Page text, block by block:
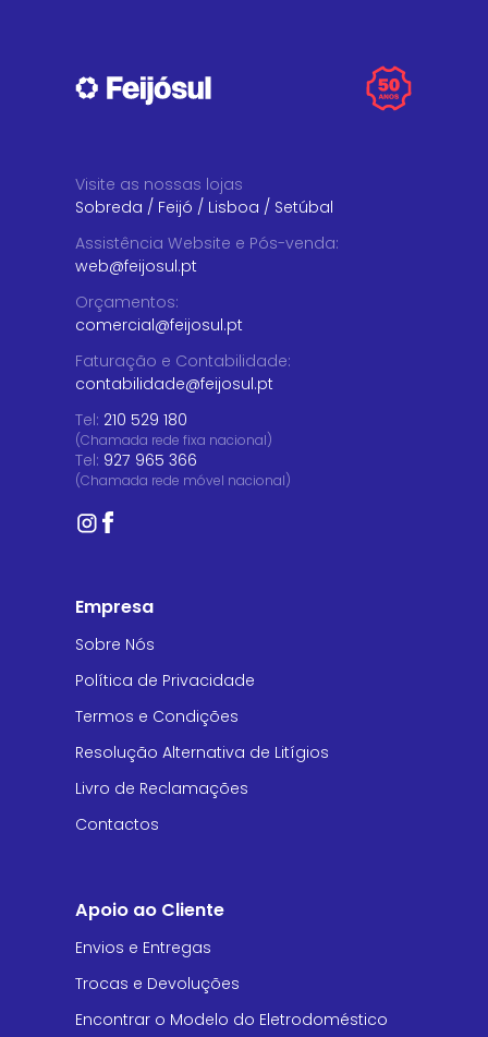
Visite as nossas lojas
Sobreda / Feijó / Lisboa / Setúbal
Assistência Website e Pós-venda:
web@feijosul.pt
Orçamentos:
comercial@feijosul.pt
Faturação e Contabilidade:
contabilidade@feijosul.pt
Tel: 210 529 180
(Chamada rede fixa nacional)
Tel: 927 965 366
(Chamada rede móvel nacional)
Empresa
Sobre Nós
Política de Privacidade
Termos e Condições
Resolução Alternativa de Litígios
Livro de Reclamações
Contactos
Apoio ao Cliente
Envios e Entregas
Trocas e Devoluções
Encontrar o Modelo do Eletrodoméstico